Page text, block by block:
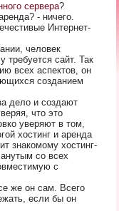
сервера?
- ничего.
Интернет-
человек
требуется сайт. Так
всех аспектов, он
созданием
дело и создают
что это
уверяют в том,
хостинг и аренда
знакомому хостинг-
со всех
с
же он сам. Всего
если бы он